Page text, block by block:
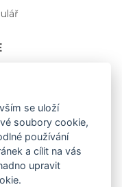
míru
🌸🌼
se uloží
soubory cookie,
používání
a cílit na vás
upravit